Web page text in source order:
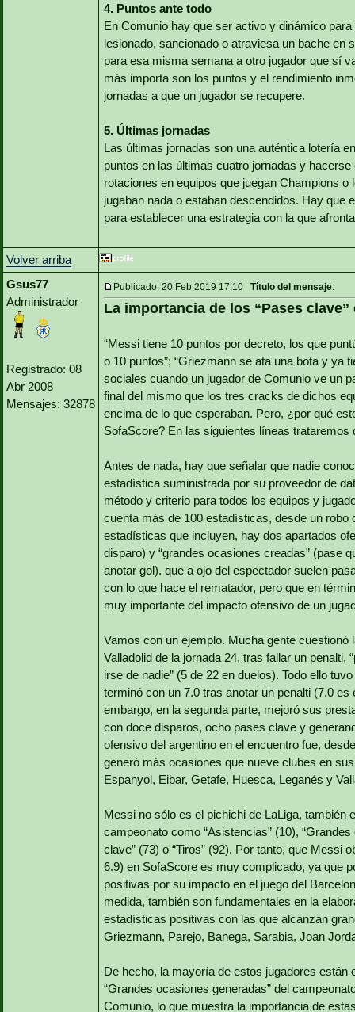
4. Puntos ante todo
En Comunio hay que ser activo y dinámico
lesionado, sancionado o atraviesa un bache en
para esa misma semana a otro jugador que sí
más importa son los puntos y el rendimiento
jornadas a que un jugador se recupere.
5. Últimas jornadas
Las últimas jornadas son una auténtica lotería
puntos en las últimas cuatro jornadas y
rotaciones en equipos que juegan Champions
jugaban nada o estaban descendidos. Hay que
para establecer una estrategia con la que
Volver arriba
Gsus77
Administrador
Registrado: 08
Abr 2008
Mensajes: 32878
Publicado: 20 Feb 2019 17:10 Título del mensaje:
La importancia de los “Pases
“Messi tiene 10 puntos por decreto, los que
o 10 puntos”; “Griezmann se ata una bota y ya
sociales cuando un jugador de Comunio ve un
final del mismo que los tres cracks de dichos
encima de lo que esperaban. Pero, ¿por qué
SofaScore? En las siguientes líneas trataremos
Antes de nada, hay que señalar que nadie
estadística suministrada por su proveedor de
método y criterio para todos los equipos y
cuenta más de 100 estadísticas, desde un
estadísticas que incluyen, hay dos apartados
disparo) y “grandes ocasiones creadas” (pase
anotar gol). que a ojo del espectador suelen
con lo que hace el rematador, pero que en
muy importante del impacto ofensivo de un
Vamos con un ejemplo. Mucha gente
Valladolid de la jornada 24, tras fallar un penalti,
irse de nadie” (5 de 22 en duelos). Todo ello
terminó con un 7.0 tras anotar un penalti (7.0
embargo, en la segunda parte, mejoró sus
con doce disparos, ocho pases clave y
ofensivo del argentino en el encuentro fue,
generó más ocasiones que nueve clubes en
Espanyol, Eibar, Getafe, Huesca, Leganés y
Messi no sólo es el pichichi de LaLiga,
campeonato como “Asistencias” (10),
clave” (73) o “Tiros” (92). Por tanto, que Messi
6.9) en SofaScore es muy complicado, ya que
positivas por su impacto en el juego del
medida, también son fundamentales en la
estadísticas positivas con las que alcanzan
Griezmann, Parejo, Banega, Sarabia, Joan
De hecho, la mayoría de estos jugadores están
“Grandes ocasiones generadas” del
Comunio, lo que muestra la importancia de